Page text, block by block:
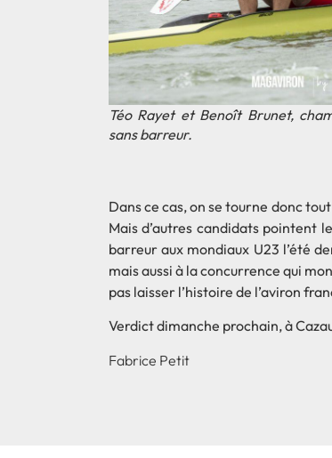
Téo Rayet et Benoît Brunet,
sans barreur.
Dans ce cas, on se tourne donc
Mais d’autres candidats pointent
barreur aux mondiaux U23 l’été
mais aussi à la concurrence qui
pas laisser l’histoire de l’aviron
Verdict dimanche prochain, à
Fabrice Petit